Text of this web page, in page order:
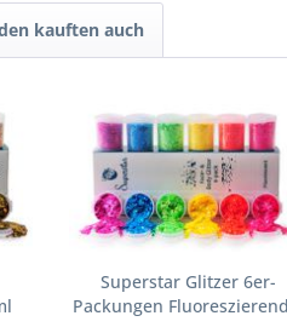
kauften auch
Superstar Glitzer 6er-
Packungen